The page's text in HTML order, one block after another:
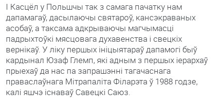
І Касцёл у Польшчы так з самага пачатку нам
дапамагаў, дасылаючы святароў, кансэкраваных
асобаў, а таксама адкрываючы магчымасці
падрыхтоўкі мясцовага духавенства і свецкіх
вернікаў. У ліку першых ініцыятараў дапамогі быў
кардынал Юзаф Глемп, які адным з першых іерархаў
прыехаў да нас па запрашэнні тагачаснага
праваслаўнага Мітрапаліта Філарэта ў 1988 годзе,
калі яшчэ існаваў Савецкі Саюз.